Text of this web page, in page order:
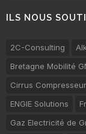
ILS NOUS
2C-Consulting
Bretagne Mobilité
Cirrus
ENGIE Solutions
Gaz Electricité de